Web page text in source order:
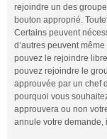
rejoindre un des
bouton approprié.
Certains peuvent
d’autres peuvent
pouvez le rejoindre
pouvez rejoindre le
approuvée par un chef
pourquoi vous
approuvera ou non
annule votre demande,